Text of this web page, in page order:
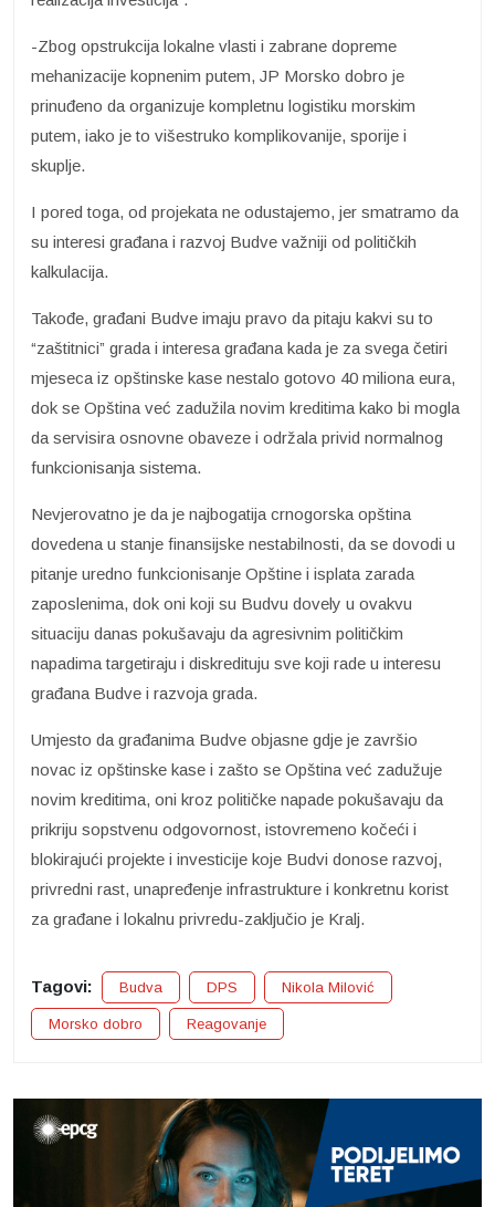
-Zbog opstrukcija lokalne vlasti i zabrane dopreme
mehanizacije kopnenim putem, JP Morsko dobro je
prinuđeno da organizuje kompletnu logistiku morskim
putem, iako je to višestruko komplikovanije, sporije i
skuplje.
I pored toga, od projekata ne odustajemo, jer smatramo da
su interesi građana i razvoj Budve važniji od političkih
kalkulacija.
Takođe, građani Budve imaju pravo da pitaju kakvi su to
“zaštitnici” grada i interesa građana kada je za svega četiri
mjeseca iz opštinske kase nestalo gotovo 40 miliona eura,
dok se Opština već zadužila novim kreditima kako bi mogla
da servisira osnovne obaveze i održala privid normalnog
funkcionisanja sistema.
Nevjerovatno je da je najbogatija crnogorska opština
dovedena u stanje finansijske nestabilnosti, da se dovodi u
pitanje uredno funkcionisanje Opštine i isplata zarada
zaposlenima, dok oni koji su Budvu dovely u ovakvu
situaciju danas pokušavaju da agresivnim političkim
napadima targetiraju i diskredituju sve koji rade u interesu
građana Budve i razvoja grada.
Umjesto da građanima Budve objasne gdje je završio
novac iz opštinske kase i zašto se Opština već zadužuje
novim kreditima, oni kroz političke napade pokušavaju da
prikriju sopstvenu odgovornost, istovremeno kočeći i
blokirajući projekte i investicije koje Budvi donose razvoj,
privredni rast, unapređenje infrastrukture i konkretnu korist
za građane i lokalnu privredu-zaključio je Kralj.
Tagovi: Budva DPS Nikola Milović
Morsko dobro Reagovanje